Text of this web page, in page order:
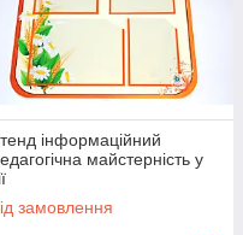
інформаційний
майстерність у
замовлення